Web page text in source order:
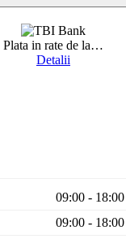
Plata in rate de la…
Detalii
09:00 - 18:00
09:00 - 18:00